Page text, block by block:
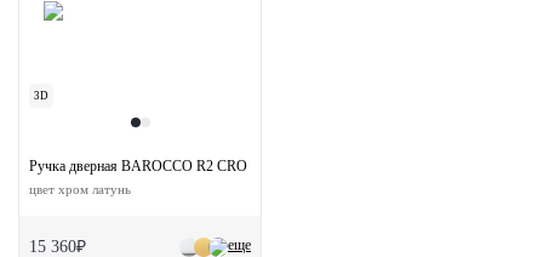
3D
еще
Ручка дверная BAROCCO R2 CRO раздельная на круглой розетке
цвет хром латунь
15 360₽